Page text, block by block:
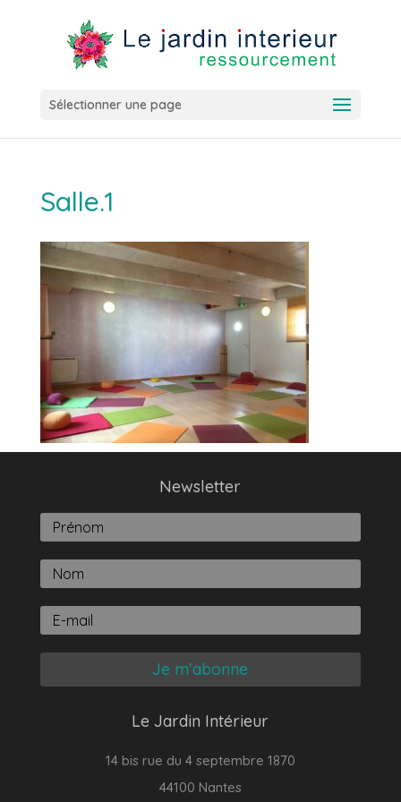
Sélectionner une page
Salle.1
Newsletter
Je m'abonne
Le Jardin Intérieur
14 bis rue du 4 septembre 1870
44100 Nantes